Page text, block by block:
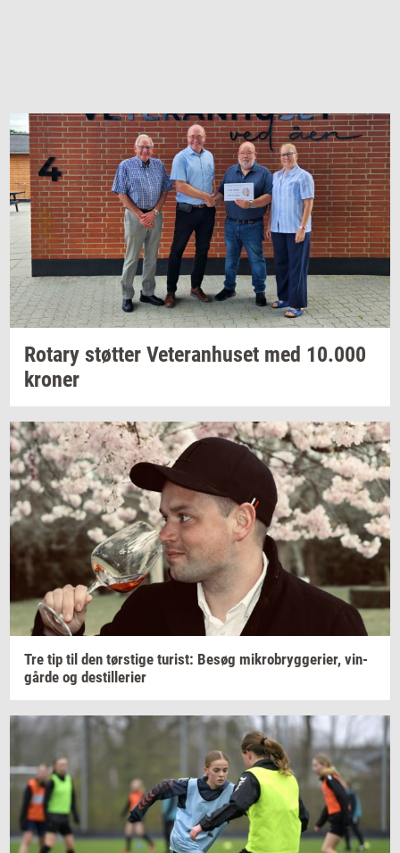
Ro­tary støt­ter Ve­te­ran­hu­set med 10.000
kro­ner
Tre tip til den tørsti­ge turist: Besøg mi­kro­bryg­ge­ri­er, vin­
går­de og destil­le­ri­er